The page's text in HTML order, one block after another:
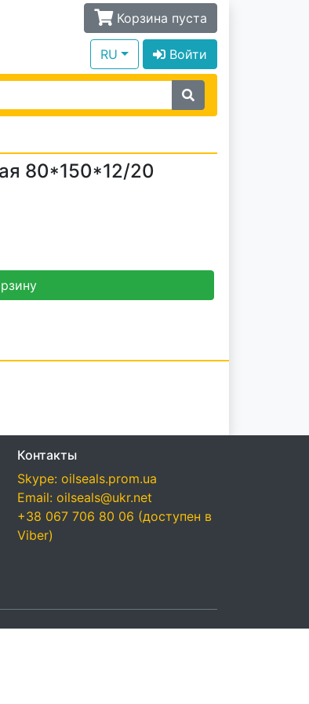
Корзина пуста
RU Войти
80*150*12/20
Контакты
Skype: oilseals.prom.ua
Email: oilseals@ukr.net
+38 067 706 80 06 (доступен в
Viber)